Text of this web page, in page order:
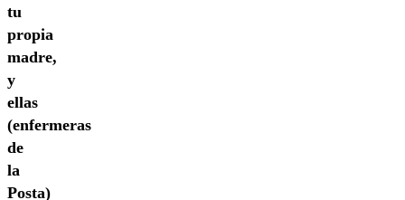
tu
propia
madre,
y
ellas
(enfermeras
de
la
Posta)